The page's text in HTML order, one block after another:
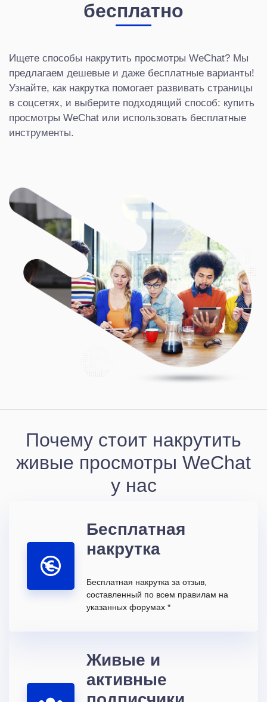
бесплатно
Ищете способы накрутить просмотры WeChat? Мы
предлагаем дешевые и даже бесплатные варианты!
Узнайте, как накрутка помогает развивать страницы
в соцсетях, и выберите подходящий способ: купить
просмотры WeChat или использовать бесплатные
инструменты.
Почему стоит накрутить
живые просмотры WeChat
у нас
Бесплатная
накрутка
Бесплатная накрутка за отзыв,
составленный по всем правилам на
указанных форумах *
Живые и
активные
подписчики